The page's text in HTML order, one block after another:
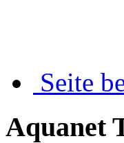
Seite
Aquanet